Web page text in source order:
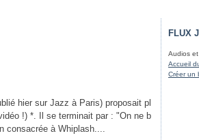
hier sur Jazz à Paris) proposait pl
!) *. Il se terminait par : "On ne b
consacrée à Whiplash....
FLUX
Audios
Accueil
Créer un